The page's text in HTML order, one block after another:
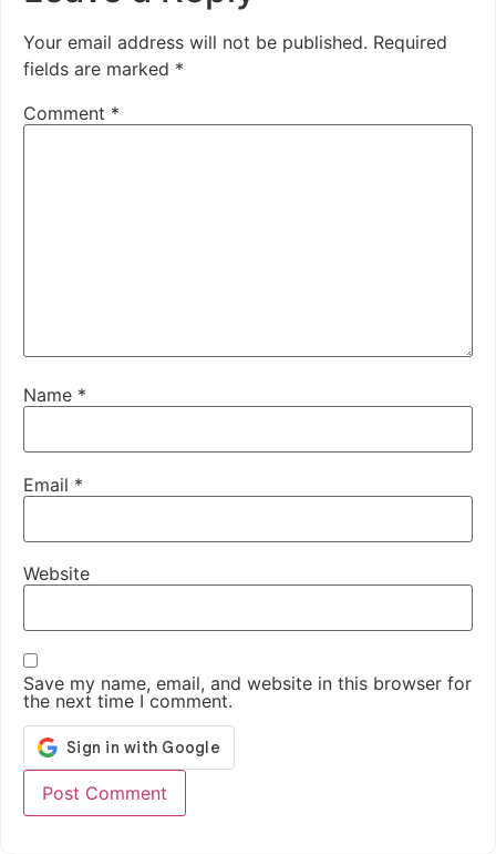
Your email address will not be published. Required
fields are marked *
Comment *
Name *
Email *
Website
Save my name, email, and website in this browser for
the next time I comment.